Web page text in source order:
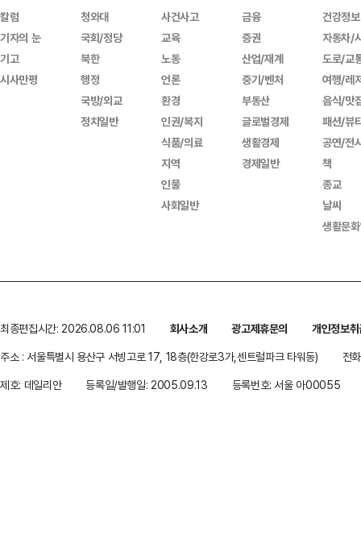
칼럼
기자의 눈
기고
시사만평
청와대
국회/정당
북한
행정
국방/외교
정치일반
사건사고
교육
노동
언론
환경
인권/복지
식품/의료
지역
인물
사회일반
금융
증권
산업/재계
중기/벤처
부동산
글로벌경제
생활경제
경제일반
건강정보
자동차/
도로/교
여행/레
음식/맛
패션/뷰
공연/전
책
종교
날씨
생활문
최종편집시간: 2026.08.06 11:01 회사소개 광고제휴문의
개인정보
주소 : 서울특별시 용산구 서빙고로 17, 18층(한강로3가,센트럴파크 타워동)
전
제호: 데일리안
등록일/발행일: 2005.09.13 등록번호: 서울 아00055